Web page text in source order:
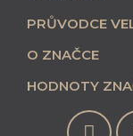
PRŮVODCE
O ZNAČCE
HODNOTY